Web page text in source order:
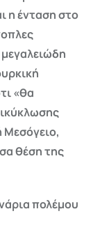
η ένταση στο
μεγαλειώδη
«θα
Μεσόγειο,
θέση της
πολέμου